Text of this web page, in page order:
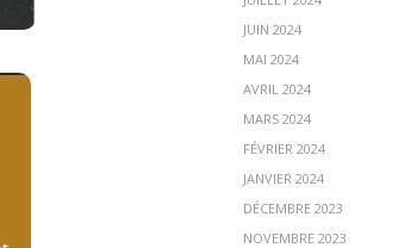
JUIN 2024
MAI 2024
AVRIL 2024
MARS 2024
FÉVRIER 2024
JANVIER 2024
DÉCEMBRE 2023
NOVEMBRE 2023